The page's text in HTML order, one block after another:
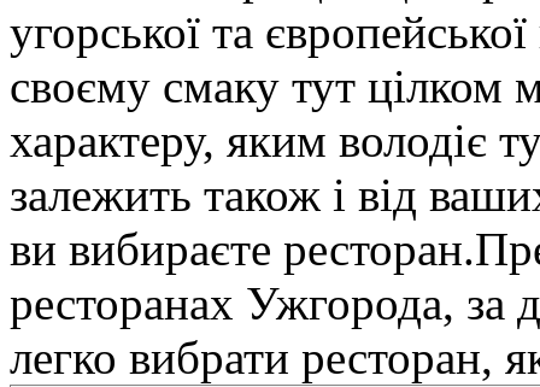
угорської та
своєму смаку тут цілком
характеру, яким володіє
залежить також і від
ви вибираєте
ресторанах Ужгорода,
легко вибрати ресторан,